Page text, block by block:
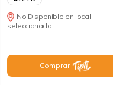
No Disponible en local
seleccionado
Comprar